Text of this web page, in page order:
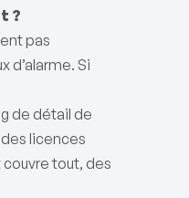
?
pas
d’alarme. Si
de détail de
licences
tout, des